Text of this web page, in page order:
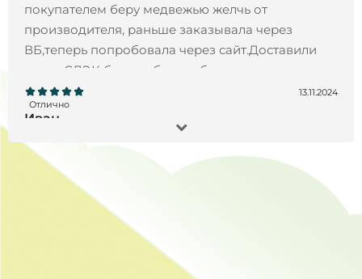
покупателем беру медвежью желчь от
производителя, раньше заказывала через
ВБ,теперь попробовала через сайт.Доставили
через СДЭК без проблем и быстро.
Отлично
13.11.2024
Иван
Заказал Черный орех экстракт, 200 мл- все
отлично !!! Товар пришел точно в срок, продукт
отличного качества, остался всем доволен!!!
Рекомендую)